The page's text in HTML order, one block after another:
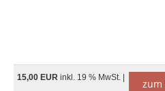
15,00 EUR inkl. 19 % MwSt. | zum